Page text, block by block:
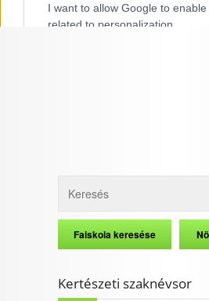
I want to allow Google to
related to personalization.
Data Deletion
Kertészeti szaknévsor